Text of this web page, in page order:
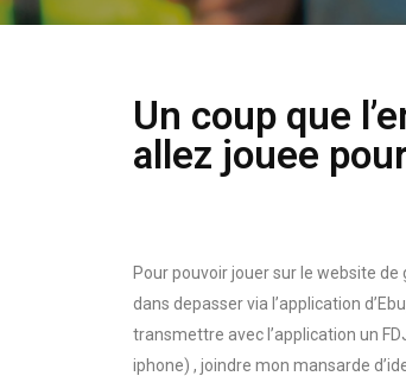
Un coup que
allez jouee
Pour pouvoir jouer sur le website
dans depasser via l’application
transmettre avec l’application un
iphone) , joindre mon mansarde